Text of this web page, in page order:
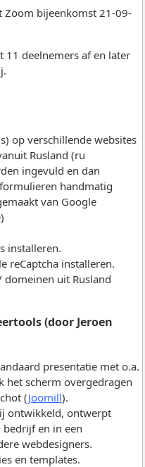
deelnemers af en later
op verschillende websites
Rusland (ru
ingevuld en dan
handmatig
van Google
installeren.
reCaptcha installeren.
domeinen uit Rusland
(door Jeroen
presentatie met o.a.
het scherm overgedragen
(Joomill).
ontwikkeld, ontwerpt
en in een
webdesigners.
en templates.